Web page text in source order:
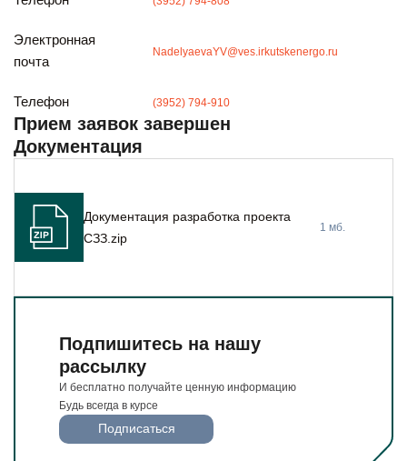
Электронная
почта
NadelyaevaYV@ves.irkutskenergo.ru
Телефон (3952) 794-910
Прием заявок завершен
Документация
Документация разработка проекта
СЗЗ.zip
1 мб.
Подпишитесь на нашу
рассылку
И бесплатно получайте ценную информацию
Будь всегда в курсе
Подписаться